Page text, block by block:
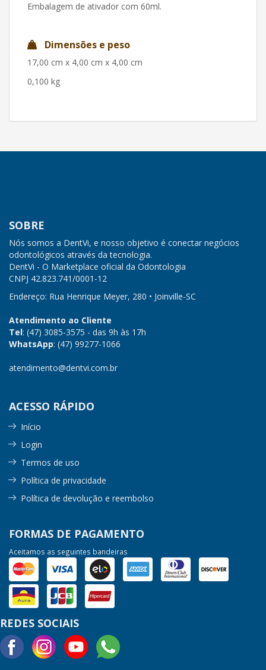
Embalagem de ativador com 60ml.
Dimensões e peso
17,00 cm x 4,00 cm x 4,00 cm
0,100 kg
SOBRE
Nós somos a DentVi, e nosso objetivo é conectar negócios
odontológicos através da tecnologia.
DentVi - O Marketplace oficial da Odontologia
CNPJ 42.823.741/0001-12
Endereço: Rua Henrique Meyer, 280 • Joinville-SC
Atendimento ao Cliente
Tel: (47) 3085-3575 - das 9h às 17h
WhatsApp: (47) 99277-1066
atendimento@dentvi.com.br
ACESSO RÁPIDO
Início
Login
Termos de uso
Política de privacidade
Política de devolução e reembolso
FORMAS DE PAGAMENTO
Aceitamos as seguintes bandeiras
REDES SOCIAIS